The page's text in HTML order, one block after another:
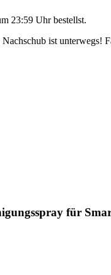
23:59 Uhrbestellst.
ist unterwegs!
für